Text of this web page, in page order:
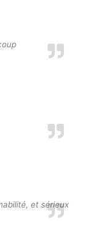
et sérieux